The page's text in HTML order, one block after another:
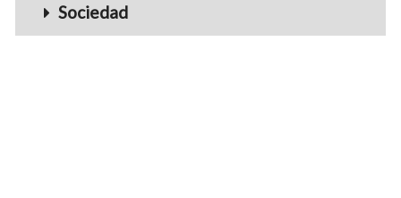
Sociedad